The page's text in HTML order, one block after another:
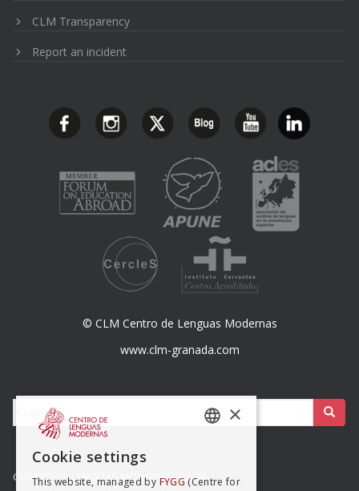
CLM Transparency
Report an incident
© CLM Centro de Lenguas Modernas
www.clm-granada.com
Buscar:
CENTRO DE LENGUAS MODERNAS (UGR)
×
Cookie settings
This website, managed by FYGG (Centre for